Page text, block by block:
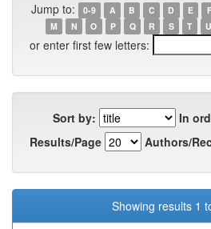
Jump to: 0-9 A B C D E F
M
N O P Q R S T U
or enter first few letters:
Sort by:
In
Results/Page
Authors/
Showing results 1